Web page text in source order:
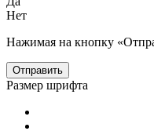
Нет
Нажимая на кнопку
Отправить
Размер шрифта